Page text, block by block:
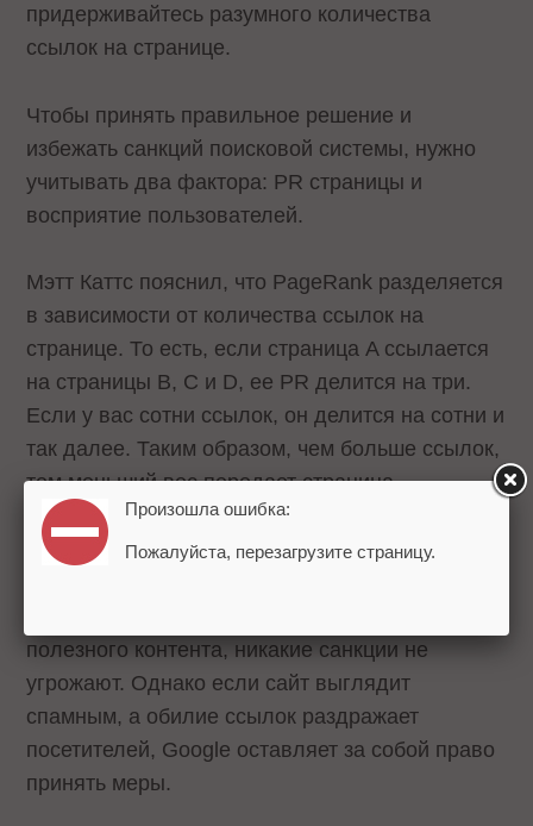
придерживайтесь разумного количества
ссылок на странице.
Чтобы принять правильное решение и
избежать санкций поисковой системы, нужно
учитывать два фактора: PR страницы и
восприятие пользователей.
Мэтт Каттс пояснил, что PageRank разделяется
в зависимости от количества ссылок на
странице. То есть, если страница A ссылается
на страницы B, C и D, ее PR делится на три.
Если у вас сотни ссылок, он делится на сотни и
так далее. Таким образом, чем больше ссылок,
тем меньший вес передает страница.
Нормальная практика, когда на странице
полезного контента, никакие санкции не
угрожают. Однако если сайт выглядит
спамным, а обилие ссылок раздражает
посетителей, Google оставляет за собой право
принять меры.
Произошла ошибка:
Пожалуйста, перезагрузите страницу.